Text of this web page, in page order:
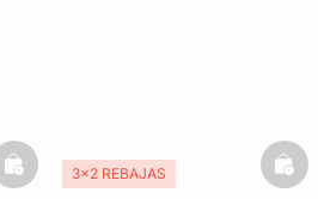
basketfull3x2 REBAJAS